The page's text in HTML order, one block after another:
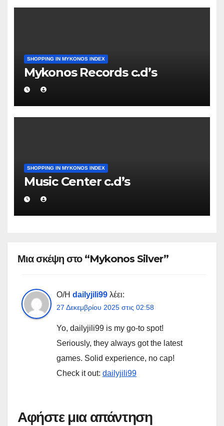
SHOPPING IN MYKONOS INDEX
Mykonos Records c.d’s
SHOPPING IN MYKONOS INDEX
Music Center c.d’s
Μια σκέψη στο “Mykonos Silver”
Ο/Η dailyjili99 λέει:
27 Δεκεμβρίου 2025 στις 02:58
Yo, dailyjili99 is my go-to spot!
Seriously, they always got the latest
games. Solid experience, no cap!
Check it out: dailyjili99
Αφήστε μια απάντηση